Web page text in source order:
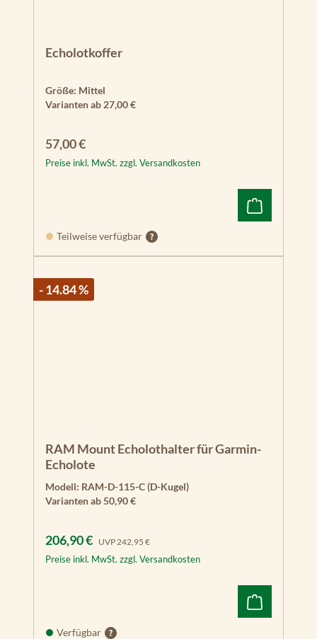
Echolotkoffer
Größe: Mittel
Varianten ab 27,00 €
Regulärer Preis:
57,00 €
Preise inkl. MwSt. zzgl. Versandkosten
Teilweise verfügbar
- 14.84 %
RAM Mount Echolothalter für Garmin-
Echolote
Modell: RAM-D-115-C (D-Kugel)
Varianten ab50,90 €
Verkaufspreis:
206,90 € UVP Regulärer Preis:
242,95 €
Preise inkl. MwSt. zzgl. Versandkosten
Verfügbar